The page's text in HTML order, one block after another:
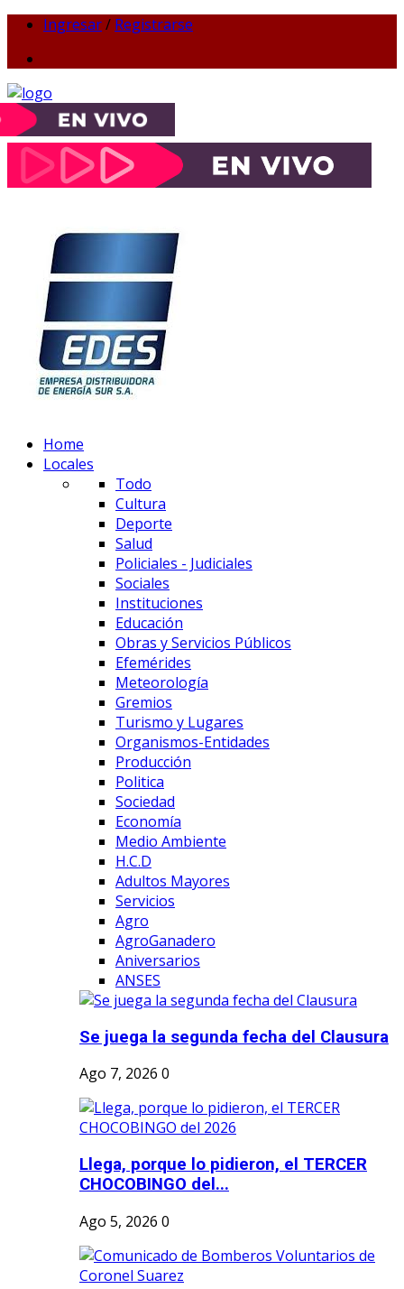
Ingresar/ Registrarse
Home
Locales
Todo
Cultura
Deporte
Salud
Policiales - Judiciales
Sociales
Instituciones
Educación
Obras y Servicios Públicos
Efemérides
Meteorología
Gremios
Turismo y Lugares
Organismos-Entidades
Producción
Politica
Sociedad
Economía
Medio Ambiente
H.C.D
Adultos Mayores
Servicios
Agro
AgroGanadero
Aniversarios
ANSES
Se juega la segunda fecha del Clausura
Ago 7, 2026 0
Llega, porque lo pidieron, el TERCER
CHOCOBINGO del...
Ago 5, 2026 0